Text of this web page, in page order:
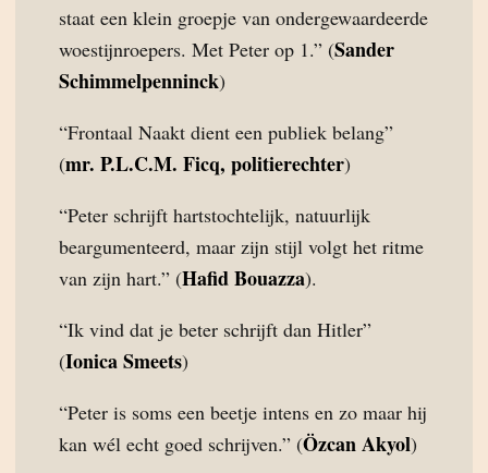
staat een klein groepje van ondergewaardeerde
woestijnroepers. Met Peter op 1.” (Sander
Schimmelpenninck)
“Frontaal Naakt dient een publiek belang”
(mr. P.L.C.M. Ficq, politierechter)
“Peter schrijft hartstochtelijk, natuurlijk
beargumenteerd, maar zijn stijl volgt het ritme
van zijn hart.” (Hafid Bouazza).
“Ik vind dat je beter schrijft dan Hitler”
(Ionica Smeets)
“Peter is soms een beetje intens en zo maar hij
kan wél echt goed schrijven.” (Özcan Akyol)